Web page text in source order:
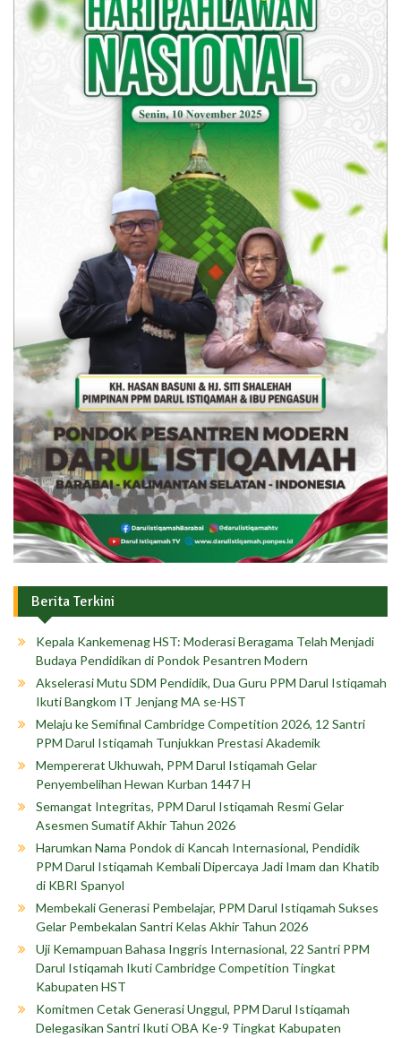
Berita Terkini
Kepala Kankemenag HST: Moderasi Beragama Telah Menjadi
Budaya Pendidikan di Pondok Pesantren Modern
Akselerasi Mutu SDM Pendidik, Dua Guru PPM Darul Istiqamah
Ikuti Bangkom IT Jenjang MA se-HST
Melaju ke Semifinal Cambridge Competition 2026, 12 Santri
PPM Darul Istiqamah Tunjukkan Prestasi Akademik
Mempererat Ukhuwah, PPM Darul Istiqamah Gelar
Penyembelihan Hewan Kurban 1447 H
Semangat Integritas, PPM Darul Istiqamah Resmi Gelar
Asesmen Sumatif Akhir Tahun 2026
Harumkan Nama Pondok di Kancah Internasional, Pendidik
PPM Darul Istiqamah Kembali Dipercaya Jadi Imam dan Khatib
di KBRI Spanyol
Membekali Generasi Pembelajar, PPM Darul Istiqamah Sukses
Gelar Pembekalan Santri Kelas Akhir Tahun 2026
Uji Kemampuan Bahasa Inggris Internasional, 22 Santri PPM
Darul Istiqamah Ikuti Cambridge Competition Tingkat
Kabupaten HST
Komitmen Cetak Generasi Unggul, PPM Darul Istiqamah
Delegasikan Santri Ikuti OBA Ke-9 Tingkat Kabupaten